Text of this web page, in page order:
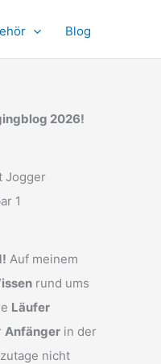
Blog
2026!
Auf meinem
rund ums
Läufer
Anfänger in der
nicht